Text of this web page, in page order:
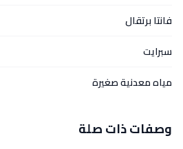
فانتا برتقال
سبرايت
مياه معدنية صغيرة
وصفات ذات صلة